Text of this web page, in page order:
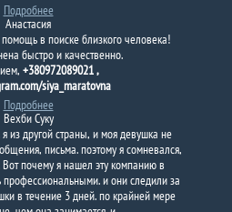
Подробнее
Анастасия
в поиске близкого человека!
быстро и качественно.
+380972089021 ,
siya_maratovna
Подробнее
Вехби Суку
из другой страны, и моя девушка не
письма. поэтому я сомневался,
Вот почему я нашел эту компанию в
и они следили за
в течение 3 дней. по крайней мере